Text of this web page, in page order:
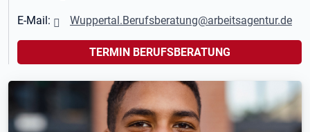
E-Mail: Wuppertal.Berufsberatung@arbeitsagentur.de
TERMIN BERUFSBERATUNG